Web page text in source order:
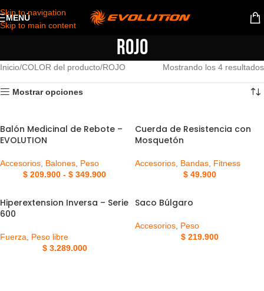
Skip to navigation
Skip to main content
MENÚ
ROJO
Inicio COLOR del producto ROJO Mostrando los 4 resultados
Mostrar opciones
Balón Medicinal de Rebote –
EVOLUTION
Accesorios Balones Peso
$ 209.900 - $ 349.900
Cuerda de Resistencia con
Mosquetón
Accesorios Bandas Fitness
$49.900
Hiperextension Inversa – Serie
600
Fuerza
Peso libre
$3.289.000
Saco Búlgaro
Accesorios Peso
$219.900